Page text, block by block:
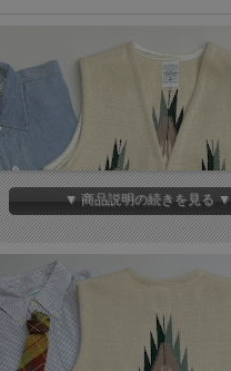
▼ 商品説明の続きを見る ▼